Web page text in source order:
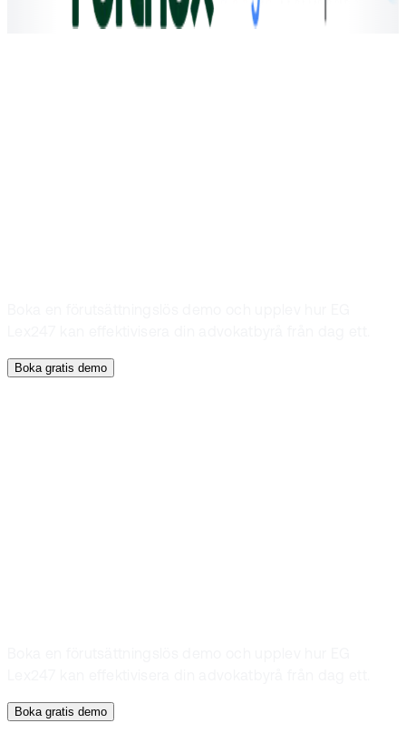
Boka gratis demo
Boka gratis demo